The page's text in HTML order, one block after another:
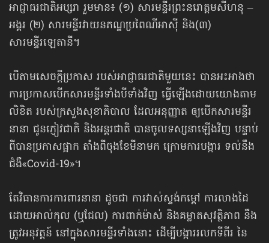
អាជ្ញាធរជាតិអប្សរា រួមមាន៖ (១) សារមន្ទីរព្រះនរោត្ដមសីហនុ –
អង្គរ (២) សារមន្ទីរវាយនភណ្ឌ​ប្រពៃណី​អាស៊ី និង(៣)
សារមន្ទីរឡេតានី។
បើតាមសេចក្ដីប្រកាស របស់អាជ្ញាធរជាតិមួយនេះ បានអះអាងថា
ការប្រកាសបើក​សារមន្ទីរ​ទាំងបីទាំងវិញ ធ្វើឡើងដោយយោងតាម
លិខិត របស់ក្រសួងសុខាភិបាល ដែល​អនុញ្ញាត ឲ្យបើកសារមន្ទីរ
នានា ជូនភ្ញៀវជាតិ និងអន្តរជាតិ បានចូលទស្សនា​ឡើងវិញ បន្ទាប់
ពីបាន​ប្រកាសផ្អាក តាំងពីចុងខែមីនាមក ក្រោមការបង្ការ ទល់នឹង
ជំងឺ«Covid-19»។
តែវិធានការ​ការពារនានា ដូចជា ការវាស់ស្ទង់កម្ដៅ ការលាងដៃ
ដោយអាល់កុល (ឬជែល) ការពាក់ម៉ាស់ និងគម្លាតសុវត្ថិភាព នឹង
ត្រូវអនុវត្តន៍ នៅក្នុង​សារមន្ទីរ​ទាំងនោះ ដើម្បីបង្ការរលកទីពីរ នៃ